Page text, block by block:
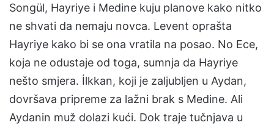
Songül, Hayriye i Medine kuju planove kako nitko
ne shvati da nemaju novca. Levent oprašta
Hayriye kako bi se ona vratila na posao. No Ece,
koja ne odustaje od toga, sumnja da Hayriye
nešto smjera. İlkkan, koji je zaljubljen u Aydan,
dovršava pripreme za lažni brak s Medine. Ali
Aydanin muž dolazi kući. Dok traje tučnjava u